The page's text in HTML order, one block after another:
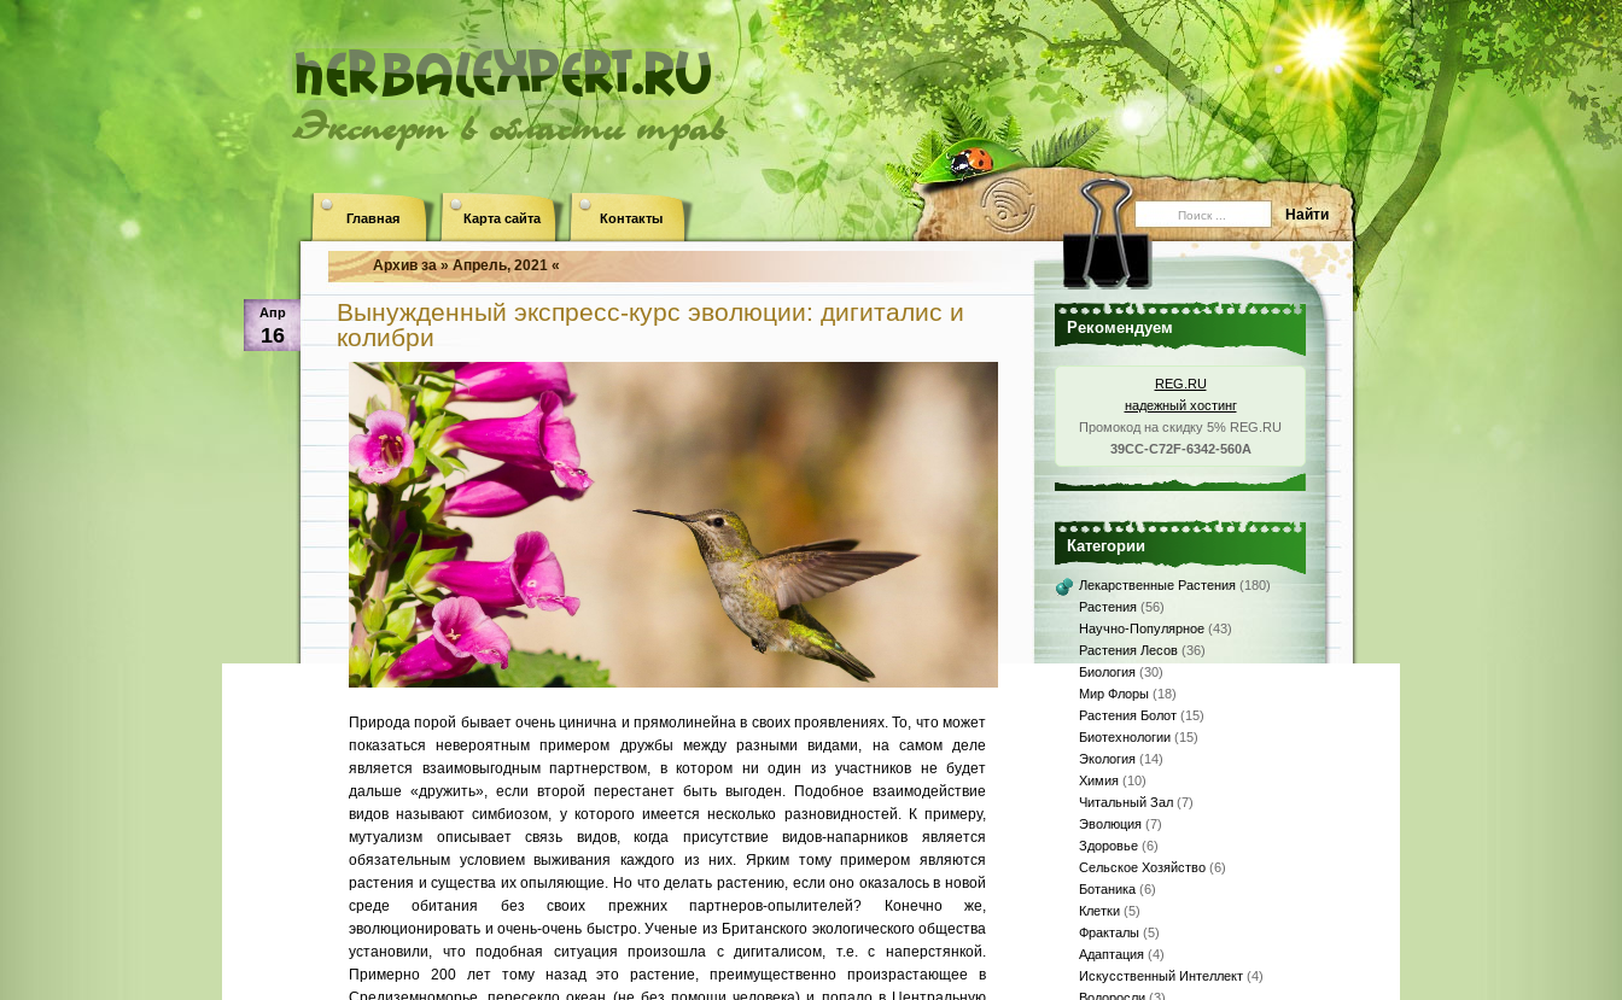
Эксперт в области трав
Главная Карта сайта Контакты
Архив за » Апрель, 2021 «
Апр
16
Вынужденный экспресс-курс эволюции: дигиталис и
колибри
Природа порой бывает очень цинична и прямолинейна в своих проявлениях. То, что может
показаться невероятным примером дружбы между разными видами, на самом деле
является взаимовыгодным партнерством, в котором ни один из участников не будет
дальше «дружить», если второй перестанет быть выгоден. Подобное взаимодействие
видов называют симбиозом, у которого имеется несколько разновидностей. К примеру,
мутуализм описывает связь видов, когда присутствие видов-напарников является
обязательным условием выживания каждого из них. Ярким тому примером являются
растения и существа их опыляющие. Но что делать растению, если оно оказалось в новой
среде обитания без своих прежних партнеров-опылителей? Конечно же,
эволюционировать и очень-очень быстро. Ученые из Британского экологического общества
установили, что подобная ситуация произошла с дигиталисом, т.е. с наперстянкой.
Примерно 200 лет тому назад это растение, преимущественно произрастающее в
Рекомендуем
REG.RU
надежный хостинг
Промокод на скидку 5% REG.RU
39CC-C72F-6342-560A
Категории
Лекарственные Растения (180)
Растения (56)
Научно-Популярное (43)
Растения Лесов (36)
Биология (30)
Мир Флоры (18)
Растения Болот (15)
Биотехнологии (15)
Экология (14)
Химия (10)
Читальный Зал (7)
Эволюция (7)
Здоровье (6)
Сельское Хозяйство (6)
Ботаника (6)
Клетки (5)
Фракталы (5)
Адаптация (4)
Искусственный Интеллект (4)